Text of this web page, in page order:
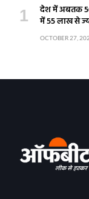
देश में अबतक
में 55 लाख से
OCTOBER 27,